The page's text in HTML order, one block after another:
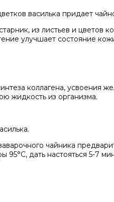
василька придает
из листьев и цветов
улучшает состояние
коллагена, усвоения
жидкость из организма.
чайника
дать настояться 5-7